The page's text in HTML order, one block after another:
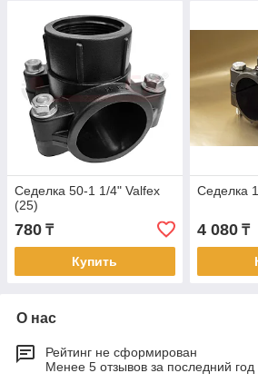
Седелка 50-1 1/4" Valfex
(25)
780 ₸
Купить
Седелка
4 080₸
О нас
Рейтинг не сформирован
Менее 5 отзывов за последний год